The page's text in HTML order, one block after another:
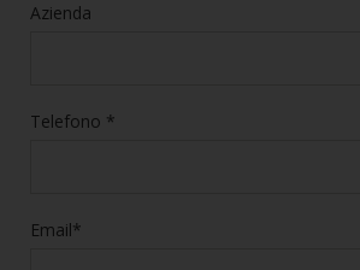
Azienda
Telefono *
Email*